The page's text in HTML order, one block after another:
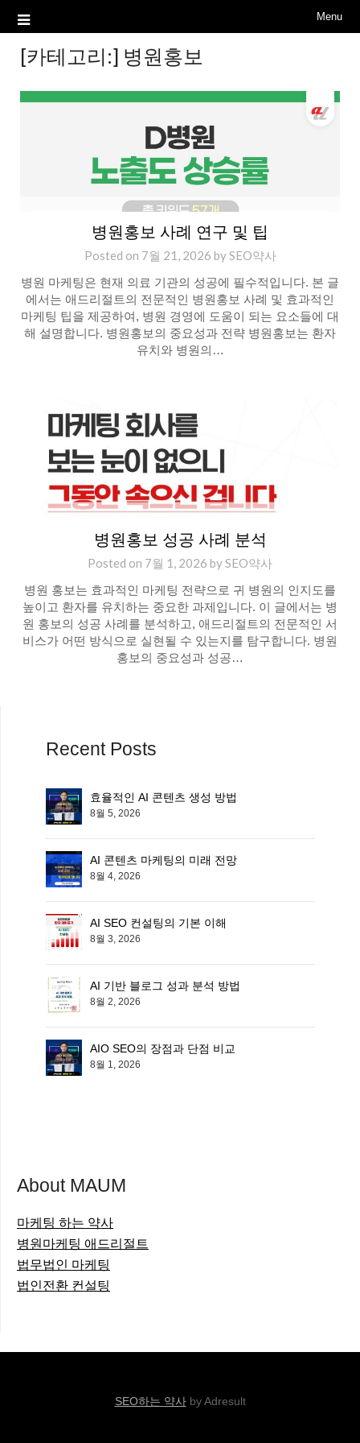
Menu
[카테고리:] 병원홍보
병원홍보 사례 연구 및 팁
Posted on 7월 21, 2026 bySEO약사
병원 마케팅은 현재 의료 기관의 성공에 필수적입니다. 본 글
에서는 애드리절트의 전문적인 병원홍보 사례 및 효과적인
마케팅 팁을 제공하여, 병원 경영에 도움이 되는 요소들에 대
해 설명합니다. 병원홍보의 중요성과 전략 병원홍보는 환자
유치와 병원의…
병원홍보 성공 사례 분석
Posted on 7월 1, 2026 bySEO약사
병원 홍보는 효과적인 마케팅 전략으로 귀 병원의 인지도를
높이고 환자를 유치하는 중요한 과제입니다. 이 글에서는 병
원 홍보의 성공 사례를 분석하고, 애드리절트의 전문적인 서
비스가 어떤 방식으로 실현될 수 있는지를 탐구합니다. 병원
홍보의 중요성과 성공…
Recent Posts
효율적인 AI 콘텐츠 생성 방법
8월 5, 2026
AI 콘텐츠 마케팅의 미래 전망
8월 4, 2026
AI SEO 컨설팅의 기본 이해
8월 3, 2026
AI 기반 블로그 성과 분석 방법
8월 2, 2026
AIO SEO의 장점과 단점 비교
8월 1, 2026
About MAUM
마케팅 하는 약사
병원마케팅 애드리절트
법무법인 마케팅
법인전환 컨설팅
SEO하는 약사by Adresult